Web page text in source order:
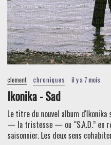
clement chroniques il y a 7 mois
Ikonika - Sad
Le titre du nouvel album
— la tristesse — ou “S.A.D.” en
saisonnier. Les deux sens